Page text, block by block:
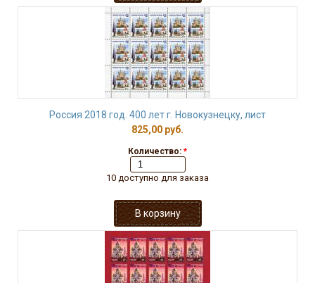
Россия 2018 год. 400 лет г. Новокузнецку, лист
825,00 руб.
Количество: *
10 доступно для заказа